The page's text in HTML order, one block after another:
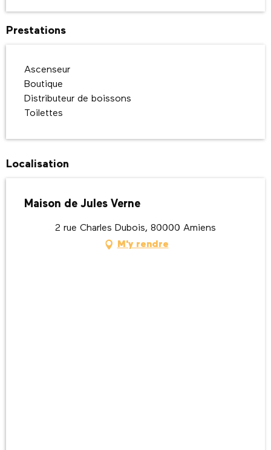
Prestations
Ascenseur
Boutique
Distributeur de boissons
Toilettes
Localisation
Maison de Jules Verne
2 rue Charles Dubois, 80000 Amiens
M'y rendre